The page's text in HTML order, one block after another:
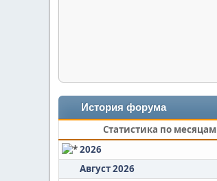
История форума
Статистика по месяцам
2026
Август 2026